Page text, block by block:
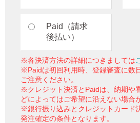
Paid（請求
後払い）
※各決済方法の詳細につきましては
※Paidは初回利用時、登録審査に数
ご注意ください。
※クレジット決済とPaidは、納期や
どによってはご希望に沿えない場合
※銀行振り込みとクレジットカード
発注確定の条件となります。